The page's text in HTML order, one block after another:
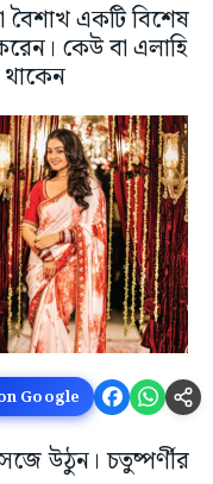
একটি বিশেষ
কেউ বা এলাহি
Google
উঠুন। চতুষ্পর্ণীর